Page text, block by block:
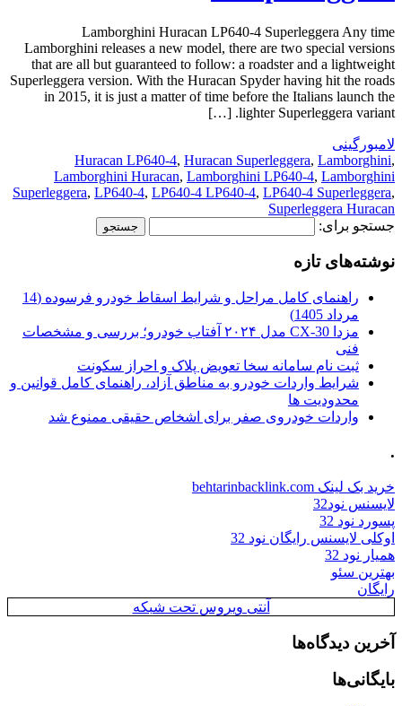
Lamborghini Huracan LP640-4 Superleggera Any time
Lamborghini releases a new model, there are two special versions
that are all but guaranteed to follow: a roadster and a lightweight
Superleggera version. With the Huracan Spyder having hit the roads
in 2015, it is just a matter of time before the Italians launch the
lighter Superleggera variant. […]
لامبورگینی
Huracan LP640-4, Huracan Superleggera, Lamborghini,
Lamborghini Huracan, Lamborghini LP640-4, Lamborghini
Superleggera, LP640-4, LP640-4 LP640-4, LP640-4 Superleggera,
Superleggera Huracan
جستجو برای:
نوشته‌های تازه
راهنمای کامل مراحل و شرایط اسقاط خودرو فرسوده (14
مرداد 1405)
مزدا CX-30 مدل ۲۰۲۴ آفتاب خودرو؛ بررسی و مشخصات
فنی
ثبت نام سامانه سخا تعویض پلاک و احراز سکونت
شرایط واردات خودرو به مناطق آزاد، راهنمای کامل قوانین و
محدودیت ها
واردات خودروی صفر برای اشخاص حقیقی ممنوع شد
.
خرید بک لینک behtarinbacklink.com
لایسنس نود32
پسورد نود 32
اوکلی لایسنس رایگان نود 32
همیار نود 32
بهترین سئو
رایگان
آنتی ویروس تحت شبکه
آخرین دیدگاه‌ها
بایگانی‌ها